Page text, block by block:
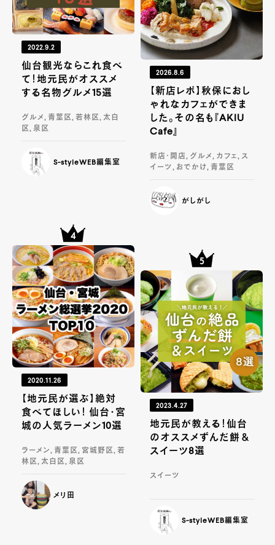
2022.9.2
仙台観光ならこれ食べ
て！地元民がオススメ
する名物グルメ15選
グルメ, 青葉区, 若林区, 太白
区, 泉区
S-styleWEB編集室
2026.8.6
【新店レポ】秋保におし
ゃれなカフェができま
した。その名も『AKIU
Cafe』
新店・開店, グルメ, カフェ, ス
イーツ, おでかけ, 青葉区
がしがし
2020.11.26
【地元民が選ぶ】絶対
食べてほしい！ 仙台・宮
城の人気ラーメン10選
ラーメン, 青葉区, 宮城野区, 若
林区, 太白区, 泉区
メリ田
2023.4.27
地元民が教える！仙台
のオススメずんだ餅＆
スイーツ8選
スイーツ
S-styleWEB編集室